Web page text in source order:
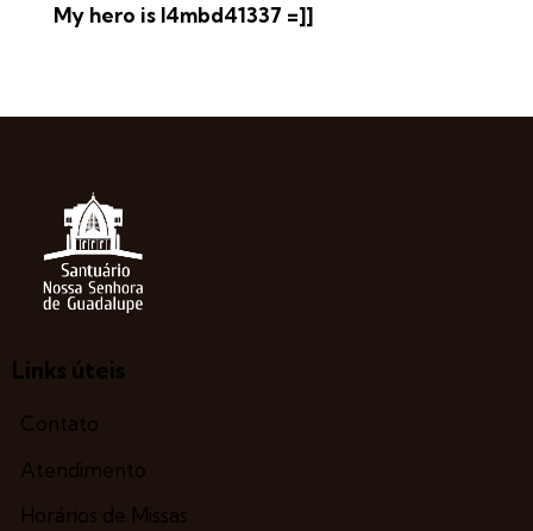
My hero is l4mbd41337 =]]
Links úteis
Contato
Atendimento
Horários de Missas